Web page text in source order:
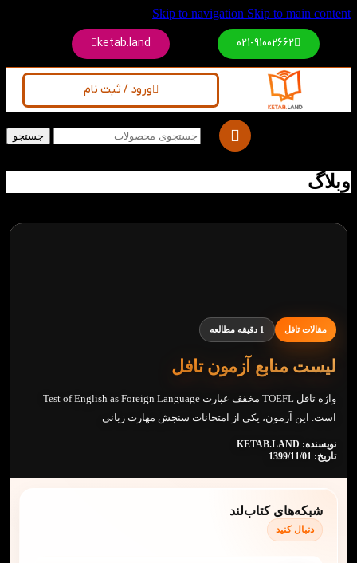
Skip to navigation Skip to main content
021-91002662
ketab.land
ورود / ثبت نام
جستجو
وبلاگ
مقالات تافل 1 دقیقه مطالعه
لیست منابع آزمون تافل
واژه تافل TOEFL مخفف عبارت Test of English as Foreign Language
است. این آزمون، یکی از امتحانات سنجش مهارت زبانی
نویسنده: KETAB.LAND
تاریخ: 1399/11/01
شبکه‌های کتاب‌لند
دنبال کنید